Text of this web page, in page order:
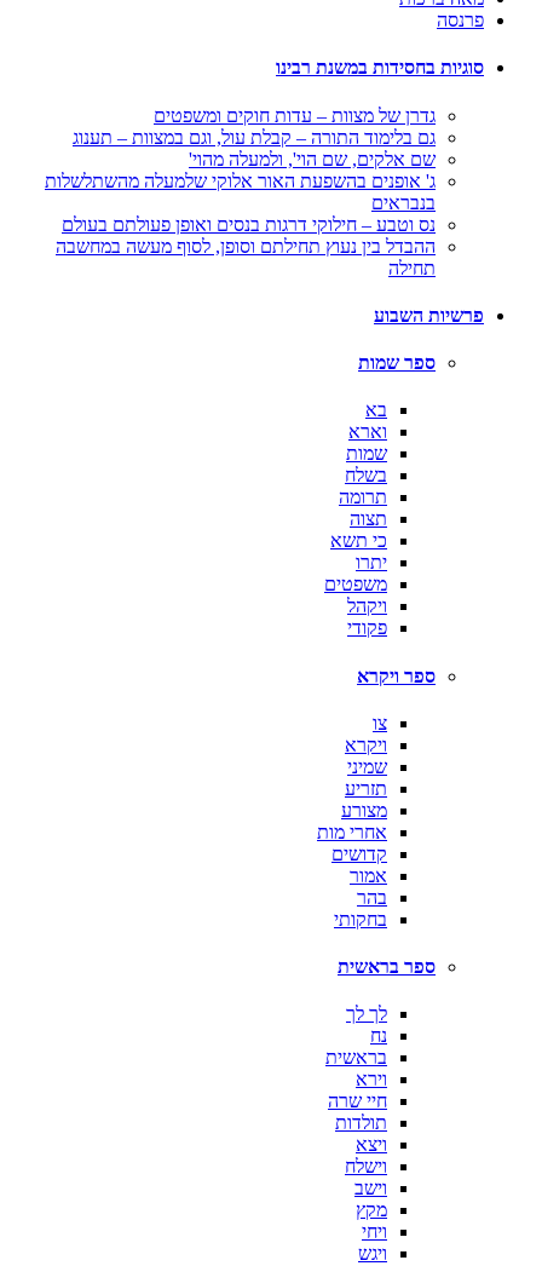
פרנסה
סוגיות בחסידות במשנת רבינו
גדרן של מצוות – עדות חוקים ומשפטים
גם בלימוד התורה – קבלת עול, וגם במצוות – תענוג
שם אלקים, שם הוי', ולמעלה מהוי'
ג' אופנים בהשפעת האור אלוקי שלמעלה מהשתלשלות
בנבראים
נס וטבע – חילוקי דרגות בנסים ואופן פעולתם בעולם
ההבדל בין נעוץ תחילתם וסופן, לסוף מעשה במחשבה
תחילה
פרשיות השבוע
ספר שמות
בא
וארא
שמות
בשלח
תרומה
תצוה
כי תשא
יתרו
משפטים
ויקהל
פקודי
ספר ויקרא
צו
ויקרא
שמיני
תזריע
מצורע
אחרי מות
קדושים
אמור
בהר
בחקותי
ספר בראשית
לך לך
נח
בראשית
וירא
חיי שרה
תולדות
ויצא
וישלח
וישב
מקץ
ויחי
ויגש